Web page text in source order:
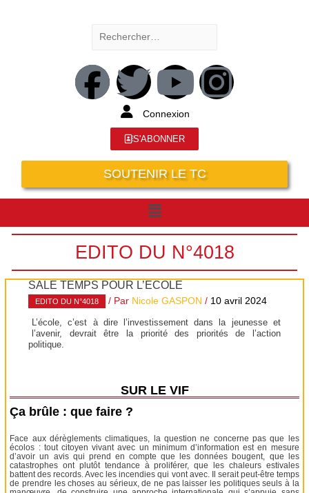
Connexion
S'ABONNER
SOUTENIR LE TC
EDITO DU N°4018
SALE TEMPS POUR L’ÉCOLE
EDITO DU N°4018 / Par Nicole GASPON / 10 avril 2024
L’école, c’est à dire l’investissement dans la jeunesse et
l’avenir, devrait être la priorité des priorités de l’action
politique.
SUR LE VIF
Ça brûle : que faire ?
Face aux dérèglements climatiques, la question ne concerne pas que les
écolos : tout citoyen vivant avec un minimum d’information est en mesure
d’avoir un avis qui prend en compte que les données bougent, que les
catastrophes ont plutôt tendance à proliférer, que les chaleurs estivales
battent des records. Avec les incendies qui vont avec. Il serait peut-être temps
de prendre les choses au sérieux, de ne pas laisser les politiques seuls à la